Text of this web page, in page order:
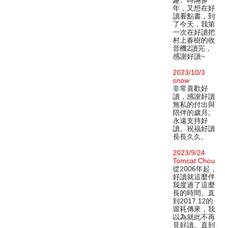
年，又想在好
讀看點書，到
了今天，我第
一次在好讀把
村上春樹的收
音機2讀完，
感謝好讀~
2023/10/3
snow
非常喜歡好
讀，感謝好讀
無私的付出與
陪伴的歲月。
永遠支持好
讀。祝福好讀
長長久久。
2023/9/24
Tomcat Chou
從2006年起，
好讀就這麼伴
我度過了這麼
長的時間。直
到2017.12的
噩耗傳來，我
以為就此不再
見好讀。直到